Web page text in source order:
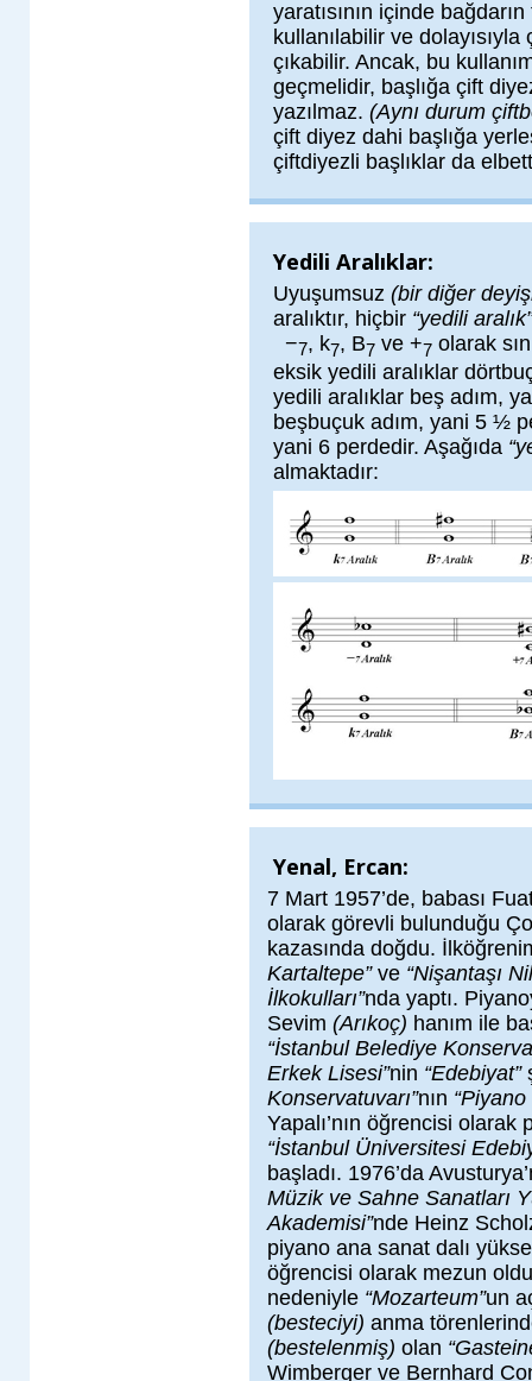
yaratısının içinde
kullanılabilir ve dolayısıyla
çıkabilir. Ancak, bu
geçmelidir, başlığa çift
yazılmaz. (Aynı durum
çift diyez dahi başlığa
çiftdiyezli başlıklar da
Yedili Aralıklar:
Uyuşumsuz (bir diğer
aralıktır, hiçbir “yedili aralık”
−7, k7, B7 ve +7 olarak
eksik yedili aralıklar
yedili aralıklar beş adım,
beşbuçuk adım, yani 5 ½
yani 6 perdedir. Aşağıda
almaktadır:
Yenal, Ercan:
7 Mart 1957’de, babası
olarak görevli bulunduğu
kazasında doğdu.
Kartaltepe”ve “Nişantaşı
İlkokulları”nda yaptı.
Sevim (Arıkoç) hanım ile
“İstanbul Belediye
Erkek Lisesi”nin “Edebiyat”
Konservatuvarı”nın
Yapalı’nın öğrencisi
“İstanbul Üniversitesi
başladı. 1976’da
Müzik ve Sahne Sanatları
Akademisi”nde Heinz
piyano ana sanat dalı
öğrencisi olarak mezun
nedeniyle “Mozarteum”un
(besteciyi) anma
(bestelenmiş) olan
Wimberger ve Bernhard